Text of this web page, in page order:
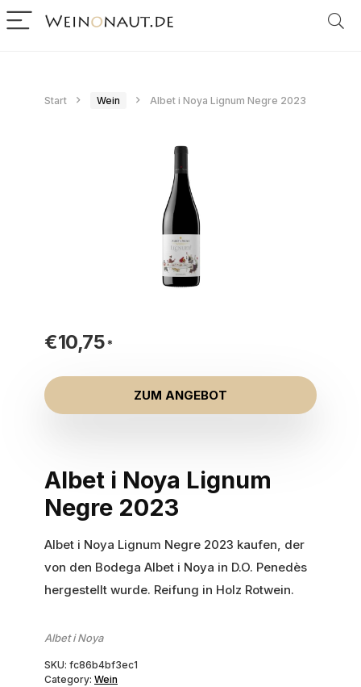
Start Wein Albet i Noya Lignum Negre 2023
Albet i Noya Lignum
Negre 2023
Albet i Noya Lignum Negre 2023 kaufen, der
von den Bodega Albet i Noya in D.O. Penedès
hergestellt wurde. Reifung in Holz Rotwein.
€10,75
ZUM ANGEBOT
Albet i Noya
SKU: fc86b4bf3ec1
Category: Wein